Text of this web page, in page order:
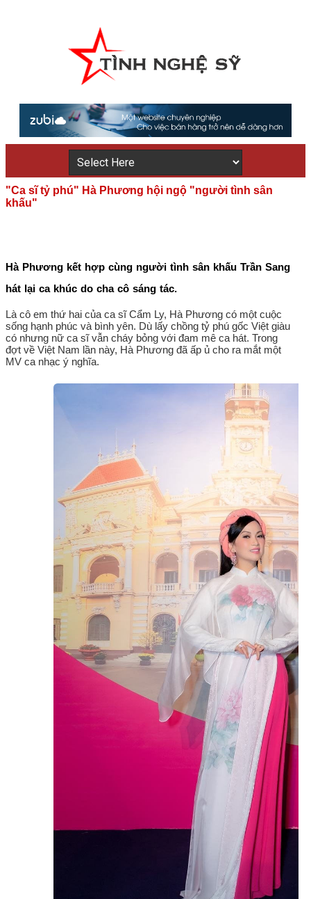
"Ca sĩ tỷ phú" Hà Phương hội ngộ "người tình sân
khấu"
Hà Phương kết hợp cùng người tình sân khấu Trần Sang
hát lại ca khúc do cha cô sáng tác.
Là cô em thứ hai của ca sĩ Cẩm Ly, Hà Phương có một cuộc
sống hạnh phúc và bình yên. Dù lấy chồng tỷ phú gốc Việt giàu
có nhưng nữ ca sĩ vẫn cháy bỏng với đam mê ca hát. Trong
đợt về Việt Nam lần này, Hà Phương đã ấp ủ cho ra mắt một
MV ca nhạc ý nghĩa.